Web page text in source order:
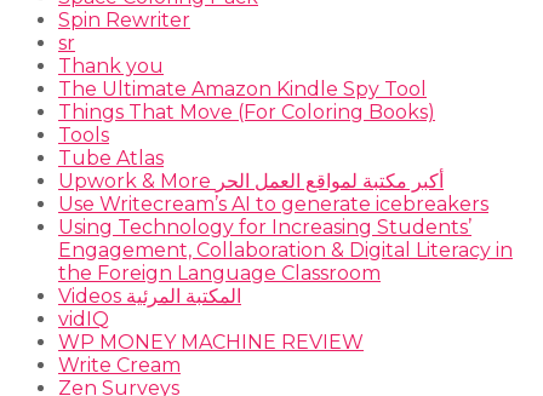
Spin Rewriter
sr
Thank you
The Ultimate Amazon Kindle Spy Tool
Things That Move (For Coloring Books)
Tools
Tube Atlas
Upwork & More أكبر مكتبة لمواقع العمل الحر
Use Writecream’s AI to generate icebreakers
Using Technology for Increasing Students’
Engagement, Collaboration & Digital Literacy in
the Foreign Language Classroom
Videos المكتبة المرئية
vidIQ
WP MONEY MACHINE REVIEW
Write Cream
Zen Surveys